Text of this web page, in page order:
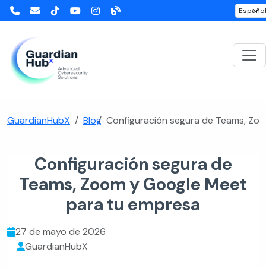
GuardianHubX Blog Configuración segura de Teams,
Configuración segura de
Teams, Zoom y Google Meet
para tu empresa
27 de mayo de 2026
GuardianHubX